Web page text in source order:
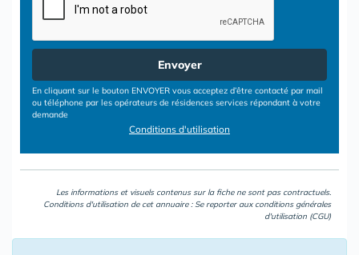
Envoyer
En cliquant sur le bouton ENVOYER vous acceptez d’être contacté par mail
ou téléphone par les opérateurs de résidences services répondant à votre
demande
Conditions d'utilisation
Les informations et visuels contenus sur la fiche ne sont pas contractuels.
Conditions d'utilisation de cet annuaire : Se reporter aux conditions générales
d'utilisation (CGU)